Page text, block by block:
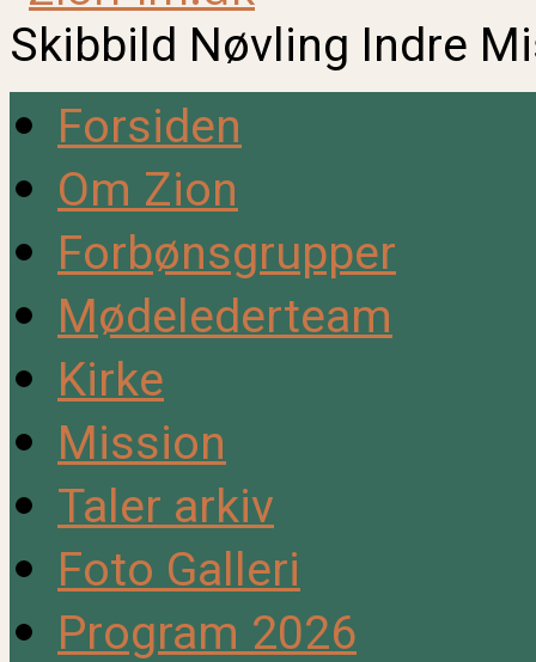
Skibbild Nøvling Indre
Forsiden
Om Zion
Forbønsgrupper
Mødelederteam
Kirke
Mission
Taler arkiv
Foto Galleri
Program 2026